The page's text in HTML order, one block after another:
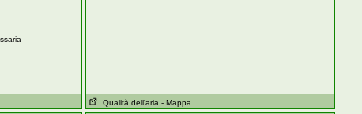
Qualità dell'aria - Mappa